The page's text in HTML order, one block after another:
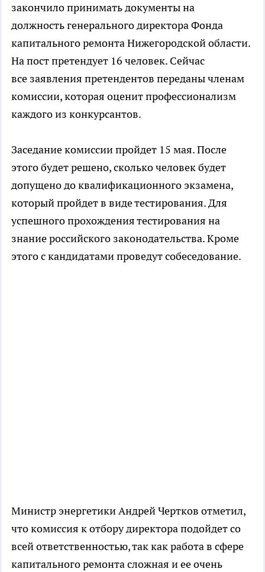
закончило принимать документы на
должность генерального директора Фонда
капитального ремонта Нижегородской области.
На пост претендует 16 человек. Сейчас
все заявления претендентов переданы членам
комиссии, которая оценит профессионализм
каждого из конкурсантов.
Заседание комиссии пройдет 15 мая. После
этого будет решено, сколько человек будет
допущено до квалификационного экзамена,
который пройдет в виде тестирования. Для
успешного прохождения тестирования на
знание российского законодательства. Кроме
этого с кандидатами проведут собеседование.
Министр энергетики Андрей Чертков отметил,
что комиссия к отбору директора подойдет со
всей ответственностью, так как работа в сфере
капитального ремонта сложная и ее очень